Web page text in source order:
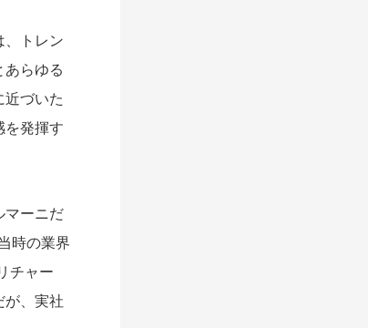
トレン
あらゆる
づいた
を発揮す
マーニだ
時の業界
チャー
が、実社